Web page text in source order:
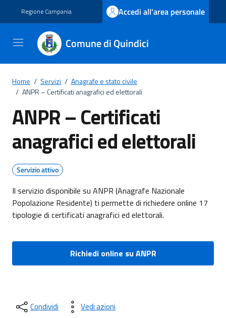
Regione Campania Accedi all'area personale
Comune di Quindici
Home / Servizi / Anagrafe e stato civile
/ ANPR – Certificati anagrafici ed elettorali
ANPR – Certificati
anagrafici ed elettorali
Servizio attivo
Il servizio disponibile su ANPR (Anagrafe Nazionale
Popolazione Residente) ti permette di richiedere online 17
tipologie di certificati anagrafici ed elettorali.
Richiedi online su ANPR
Condividi Vedi azioni